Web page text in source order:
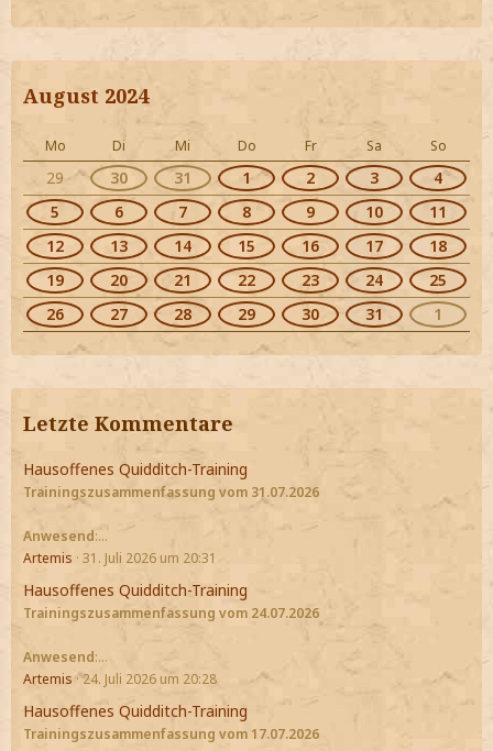
August 2024
Mo Di Mi Do Fr Sa So
29 30 31 1 2 3
4
5
6 7 8 9 10
11
12
13 14 15 16 17
18
19
20 21 22 23 24
25
26
27 28 29 30 31 1
Letzte Kommentare
Hausoffenes Quidditch-Training
Trainingszusammenfassung vom 31.07.2026
Anwesend:…
Artemis 31. Juli 2026 um 20:31
Hausoffenes Quidditch-Training
Trainingszusammenfassung vom 24.07.2026
Anwesend:…
Artemis 24. Juli 2026 um 20:28
Hausoffenes Quidditch-Training
Trainingszusammenfassung vom 17.07.2026